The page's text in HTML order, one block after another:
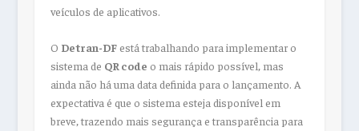
veículos de aplicativos.
O Detran-DFestá trabalhando para implementar o
sistema de QR code o mais rápido possível, mas
ainda não há uma data definida para o lançamento. A
expectativa é que o sistema esteja disponível em
breve, trazendo mais segurança e transparência para